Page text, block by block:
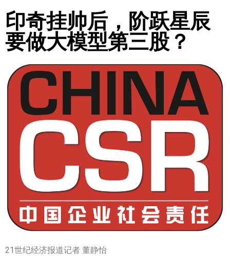
印奇挂帅后，阶跃星辰
要做大模型第三股？
21世纪经济报道记者 董静怡